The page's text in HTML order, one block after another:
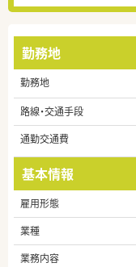
勤務地
勤務地
路線・交通手段
通勤交通費
基本情報
雇用形態
業種
業務内容